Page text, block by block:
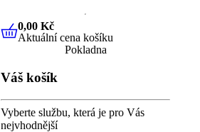
0,00 KčAktuální cena košíku
0,00 Kč
Aktuální cena košíku
Pokladna
Váš košík
Vyberte službu, která je pro Vás
nejvhodnější